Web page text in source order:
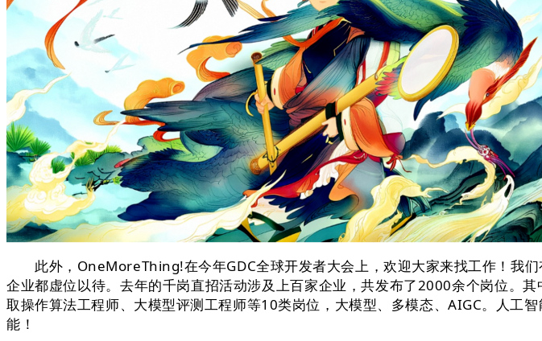
此外，OneMoreThing!在今年GDC全球开发者大会上，欢迎大家来找工作！我们
企业都虚位以待。去年的千岗直招活动涉及上百家企业，共发布了2000余个岗位。
取操作算法工程师、大模型评测工程师等10类岗位，大模型、多模态、AIGC。人工
能！